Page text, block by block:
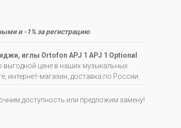
и -1% за регистрацию
иглы Ortofon APJ 1 APJ 1 Optional
выгодной цене в наших музыкальных
интернет-магазин, доставка по России.
доступность или предложим замену!